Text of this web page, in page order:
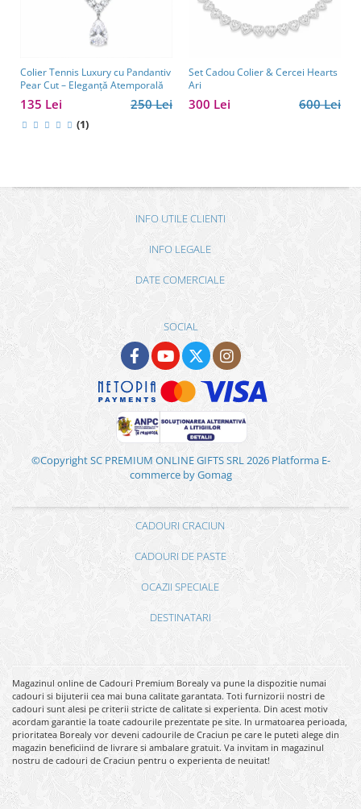
Colier Tennis Luxury cu Pandantiv
Pear Cut – Eleganță Atemporală
250 Lei
135 Lei
(1)
Set Cadou Colier & Cercei Hearts
Ari
600 Lei
300 Lei
INFO UTILE CLIENTI
INFO LEGALE
DATE COMERCIALE
SOCIAL
©Copyright SC PREMIUM ONLINE GIFTS SRL 2026 Platforma E-
commerce by Gomag
CADOURI CRACIUN
CADOURI DE PASTE
OCAZII SPECIALE
DESTINATARI
Magazinul online de Cadouri Premium Borealy va pune la dispozitie numai
cadouri si bijuterii cea mai buna calitate garantata. Toti furnizorii nostri de
cadouri sunt alesi pe criterii stricte de calitate si experienta. Din acest motiv
acordam garantie la toate cadourile prezentate pe site. In urmatoarea perioada,
prioritatea Borealy vor deveni cadourile de Craciun pe care le puteti alege din
magazin beneficiind de livrare si ambalare gratuit. Va invitam in magazinul
nostru de cadouri de Craciun pentru o experienta de neuitat!